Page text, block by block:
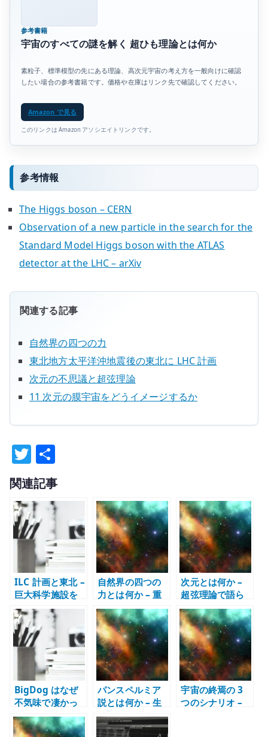
参考書籍
宇宙のすべての謎を解く 超ひも理論とは何か
素粒子、標準模型の先にある理論、高次元宇宙の考え方を一般向けに確認
したい場合の参考書籍です。価格や在庫はリンク先で確認してください。
Amazon で見る
このリンクは Amazon アソシエイトリンクです。
参考情報
The Higgs boson – CERN
Observation of a new particle in the search for the
Standard Model Higgs boson with the ATLAS
detector at the LHC – arXiv
関連する記事
自然界の四つの力
東北地方太平洋沖地震後の東北に LHC 計画
次元の不思議と超弦理論
11 次元の膜宇宙をどうイメージするか
T
w
it
te
r
有
関連記事
ILC 計画と東北 –
巨大科学施設を
地域政策として
考える
自然界の四つの
力とは何か – 重
力、電磁気力、
強い力、弱い力
を整理する
次元とは何か –
超弦理論で語ら
れる余剰次元を
どう考えるか
BigDog はなぜ
不気味で凄かっ
たのか – 歩行ロ
ボット、制御、
パンスペルミア
説とは何か – 生
命は宇宙から来
たのかを考える
宇宙の終焉の 3
つのシナリオ –